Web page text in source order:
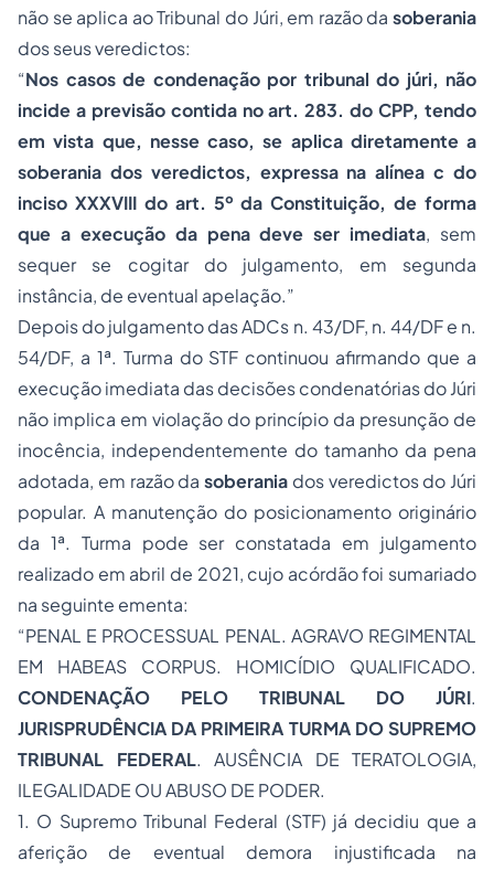
não se aplica ao Tribunal do Júri, em razão da soberania
dos seus veredictos:
“Nos casos de condenação por tribunal do júri, não
incide a previsão contida no art. 283. do CPP, tendo
em vista que, nesse caso, se aplica diretamente a
soberania dos veredictos, expressa na alínea c do
inciso XXXVIII do art. 5º da Constituição, de forma
que a execução da pena deve ser imediata, sem
sequer se cogitar do julgamento, em segunda
instância, de eventual apelação.”
Depois do julgamento das ADCs n. 43/DF, n. 44/DF e n.
54/DF, a 1ª. Turma do STF continuou afirmando que a
execução imediata das decisões condenatórias do Júri
não implica em violação do princípio da presunção de
inocência, independentemente do tamanho da pena
adotada, em razão da soberania dos veredictos do Júri
popular. A manutenção do posicionamento originário
da 1ª. Turma pode ser constatada em julgamento
realizado em abril de 2021, cujo acórdão foi sumariado
na seguinte ementa:
“PENAL E PROCESSUAL PENAL. AGRAVO REGIMENTAL
EM HABEAS CORPUS. HOMICÍDIO QUALIFICADO.
CONDENAÇÃO PELO TRIBUNAL DO JÚRI.
JURISPRUDÊNCIA DA PRIMEIRA TURMA DO SUPREMO
TRIBUNAL FEDERAL. AUSÊNCIA DE TERATOLOGIA,
ILEGALIDADE OU ABUSO DE PODER.
1. O Supremo Tribunal Federal (STF) já decidiu que a
aferição de eventual demora injustificada na